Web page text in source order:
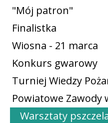
"Mój patron"
Finalistka
Wiosna - 21 marca
Konkurs gwarowy
Turniej Wiedzy
Powiatowe Zawody
Warsztaty